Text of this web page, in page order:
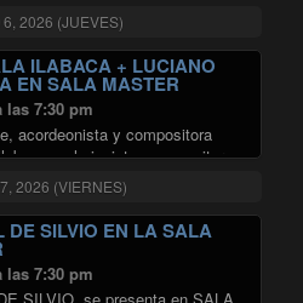
a través de un único
el que dará cuenta de un
conocidas canciones populares,
…Continuar leyendo"CORO
6, 2026 (JUEVES)
ILABACA + LUCIANO
EN SALA MASTER
las 7:30 pm
acordeonista y compositora
y el pianista, compositor y
Laterra estrenan un nuevo
con presentaciones en Berlín,
y Madrid. Pascuala Ilabaca
una sólida trayectoria
…Continuar leyendo
2026 (VIERNES)
DE SILVIO EN LA SALA
las 7:30 pm